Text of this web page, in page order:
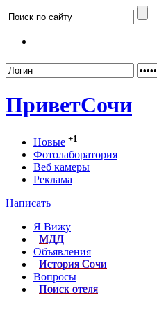
ПриветСочи
Новые +1
Фотолаборатория
Веб камеры
Реклама
Написать
Я Вижу
МДД
Объявления
История Сочи
Вопросы
Поиск отеля